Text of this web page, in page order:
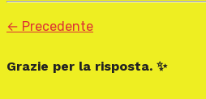
← Precedente
Grazie per la risposta. ✨